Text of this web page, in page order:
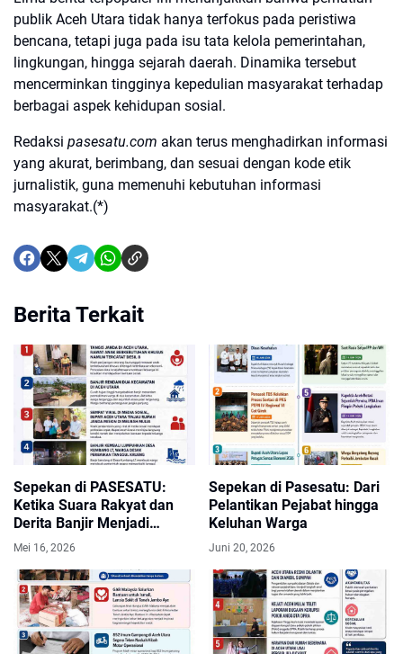
publik Aceh Utara tidak hanya terfokus pada peristiwa
bencana, tetapi juga pada isu tata kelola pemerintahan,
lingkungan, hingga sejarah daerah. Dinamika tersebut
mencerminkan tingginya kepedulian masyarakat terhadap
berbagai aspek kehidupan sosial.
Redaksi pasesatu.com akan terus menghadirkan informasi
yang akurat, berimbang, dan sesuai dengan kode etik
jurnalistik, guna memenuhi kebutuhan informasi
masyarakat.(*)
Berita Terkait
Sepekan di PASESATU:
Ketika Suara Rakyat dan
Derita Banjir Menjadi
Perhatian Publik
Mei 16, 2026
Sepekan di Pasesatu: Dari
Pelantikan Pejabat hingga
Keluhan Warga
Juni 20, 2026